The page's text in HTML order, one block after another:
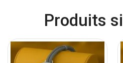
Produits